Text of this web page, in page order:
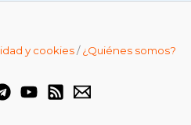
y cookies/¿Quiénes somos?